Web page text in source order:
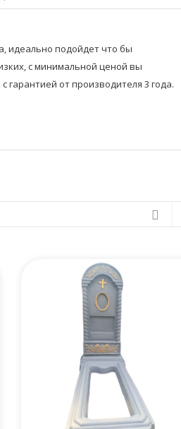
идеально подойдет что бы
с минимальной ценой вы
гарантией от производителя 3 года.